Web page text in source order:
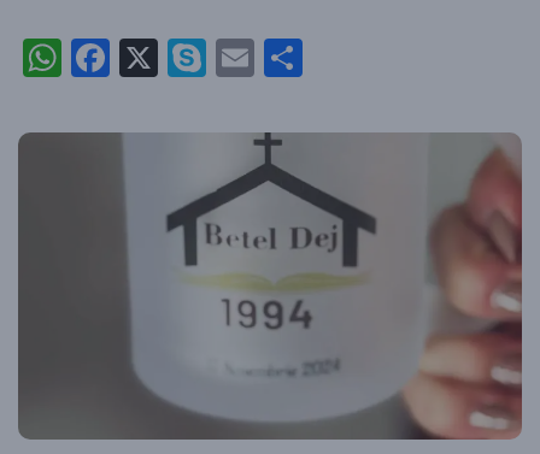
WhatsApp
Facebook
X Skype
Email